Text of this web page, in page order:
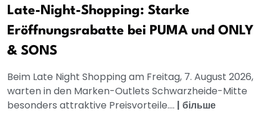
Late-Night-Shopping: Starke
Eröffnungsrabatte bei PUMA und ONLY
& SONS
Beim Late Night Shopping am Freitag, 7. August 2026,
warten in den Marken-Outlets Schwarzheide-Mitte
besonders attraktive Preisvorteile.... | більше